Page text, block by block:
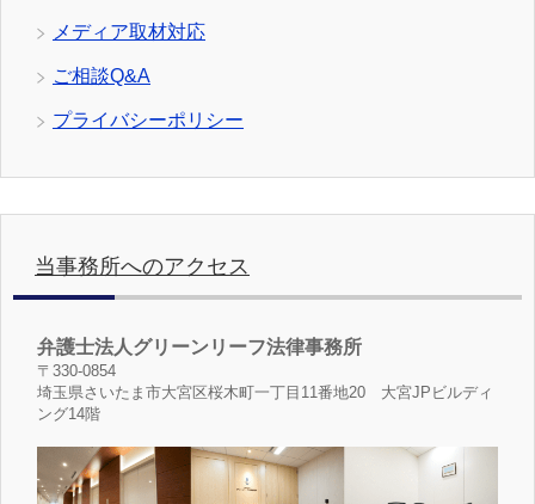
メディア取材対応
ご相談Q&A
プライバシーポリシー
当事務所へのアクセス
弁護士法人グリーンリーフ法律事務所
〒330-0854
埼玉県さいたま市大宮区桜木町一丁目11番地20 大宮JPビルディ
ング14階